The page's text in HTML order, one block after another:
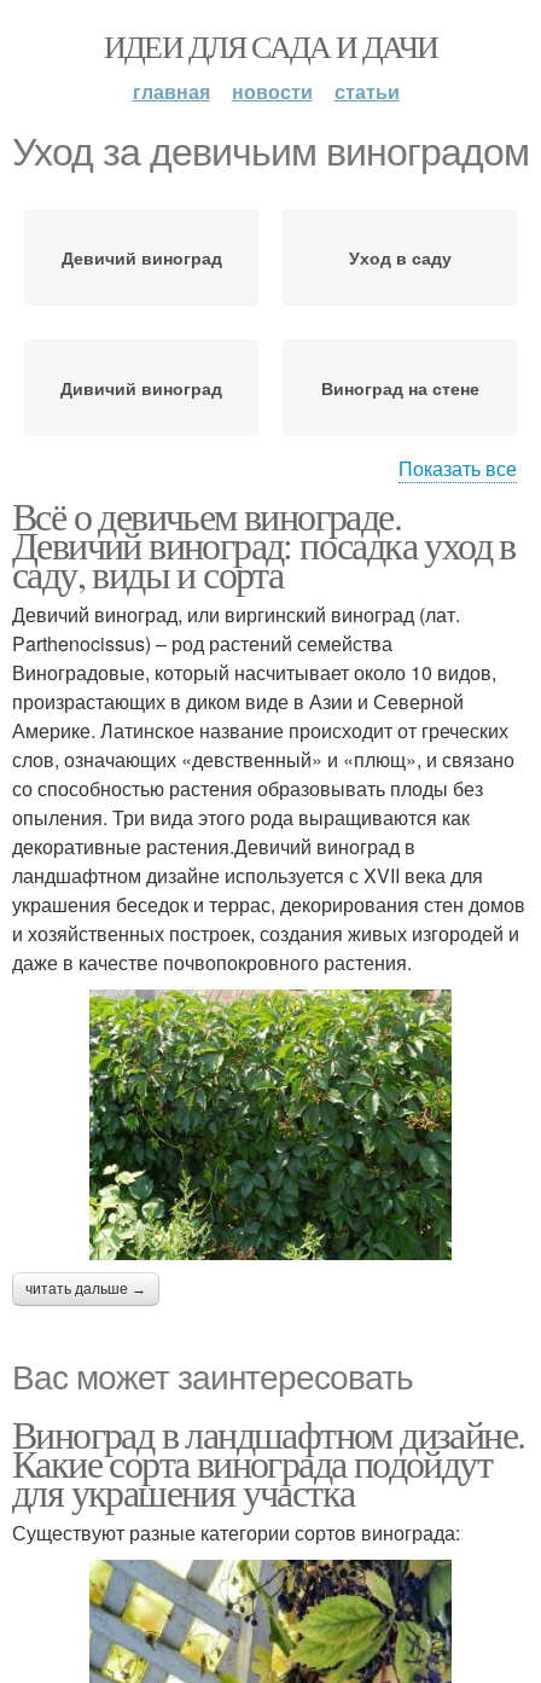
ИДЕИ ДЛЯ САДА И ДАЧИ
главная новости статьи
Уход за девичьим виноградом
Девичий виноград Уход в саду
Дивичий виноград Виноград на стене
ландшафтном дизайне
украшения
Показать все
Всё о девичьем винограде.
Девичий виноград: посадка уход в
саду, виды и сорта
Девичий виноград, или виргинский виноград (лат.
Parthenocissus) – род растений семейства
Виноградовые, который насчитывает около 10 видов,
произрастающих в диком виде в Азии и Северной
Америке. Латинское название происходит от греческих
слов, означающих «девственный» и «плющ», и связано
со способностью растения образовывать плоды без
опыления. Три вида этого рода выращиваются как
декоративные растения.Девичий виноград в
ландшафтном дизайне используется с XVII века для
украшения беседок и террас, декорирования стен домов
и хозяйственных построек, создания живых изгородей и
даже в качестве почвопокровного растения.
читать дальше →
Вас может заинтересовать
Виноград в ландшафтном дизайне.
Какие сорта винограда подойдут
для украшения участка
Существуют разные категории сортов винограда: